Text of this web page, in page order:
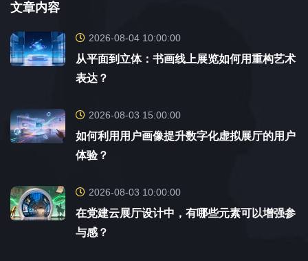
文章内容
2026-08-04 10:00:00
从平面到立体：书画线上展览如何用重构艺术
表达？
2026-08-03 15:00:00
如何利用用户画像提升数字化虚拟展厅的用户
体验？
2026-08-03 10:00:00
在党建云展厅设计中，有哪些元素可以增强参
与感？